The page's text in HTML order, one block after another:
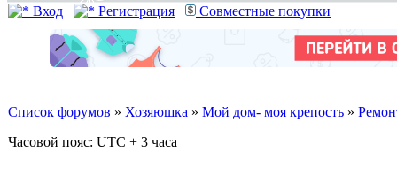
Вход Регистрация Совместные покупки
Список форумов » Хозяюшка » Мой дом- моя крепость »
Часовой пояс: UTC + 3 часа